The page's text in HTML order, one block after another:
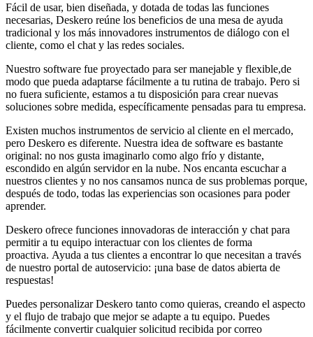
Fácil de usar, bien diseñada, y dotada de todas las funciones
necesarias, Deskero reúne los beneficios de una mesa de ayuda
tradicional y los más innovadores instrumentos de diálogo con el
cliente, como el chat y las redes sociales.
Nuestro software fue proyectado para ser manejable y flexible,de
modo que pueda adaptarse fácilmente a tu rutina de trabajo. Pero si
no fuera suficiente, estamos a tu disposición para crear nuevas
soluciones sobre medida, específicamente pensadas para tu empresa.
Existen muchos instrumentos de servicio al cliente en el mercado,
pero Deskero es diferente. Nuestra idea de software es bastante
original: no nos gusta imaginarlo como algo frío y distante,
escondido en algún servidor en la nube. Nos encanta escuchar a
nuestros clientes y no nos cansamos nunca de sus problemas porque,
después de todo, todas las experiencias son ocasiones para poder
aprender.
Deskero ofrece funciones innovadoras de interacción y chat para
permitir a tu equipo interactuar con los clientes de forma
proactiva. Ayuda a tus clientes a encontrar lo que necesitan a través
de nuestro portal de autoservicio: ¡una base de datos abierta de
respuestas!
Puedes personalizar Deskero tanto como quieras, creando el aspecto
y el flujo de trabajo que mejor se adapte a tu equipo. Puedes
fácilmente convertir cualquier solicitud recibida por correo